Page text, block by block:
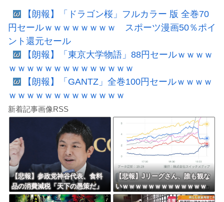
【朗報】「ドラゴン桜」フルカラー 版 全巻70
円セールｗｗｗｗｗｗｗｗ スポーツ漫画50％ポイ
ント還元セール
【朗報】「東京大学物語」88円セールｗｗｗｗ
ｗｗｗｗｗｗｗｗｗｗｗｗｗｗ
【朗報】「GANTZ」全巻100円セールｗｗｗｗ
ｗｗｗｗｗｗｗｗｗｗｗｗｗ
新着記事画像RSS
【悲報】参政党神谷代表、食料
品の消費減税「天下の愚策だ」
と批判ｗｗｗｗｗｗｗｗｗｗｗ
【悲報】Jリーグさん、誰も観な
いｗｗｗｗｗｗｗｗｗｗｗｗｗ
ｗｗｗｗ